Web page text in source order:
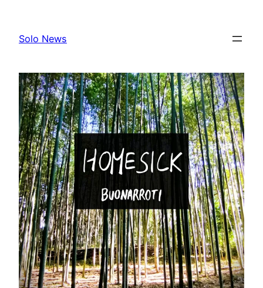
content
Solo News